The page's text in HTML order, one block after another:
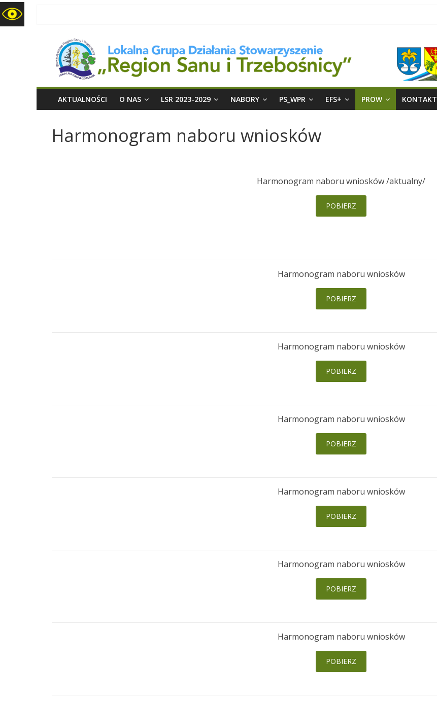
LGD
Region
Sanu
i
Trzebośnicy
AKTUALNOŚCI O NAS LSR 2023-2029 NABORY PS_WPR EFS+ PROW KONTAKT
Harmonogram naboru wniosków
Harmonogram naboru wniosków /aktualny/
POBIERZ
Harmonogram naboru wniosków
POBIERZ
Harmonogram naboru wniosków
POBIERZ
Harmonogram naboru wniosków
POBIERZ
Harmonogram naboru wniosków
POBIERZ
Harmonogram naboru wniosków
POBIERZ
Harmonogram naboru wniosków
POBIERZ